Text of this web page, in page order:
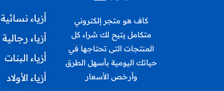
كاف هو متجر إلكتروني
متكامل يتيح لك شراء كل
المنتجات التى تحتاجها في
حياتك اليومية بأسهل الطرق
وأرخص الأسعار
أزياء نسائية
أزياء رجالية
أزياء البنات
أزياء الأولاد